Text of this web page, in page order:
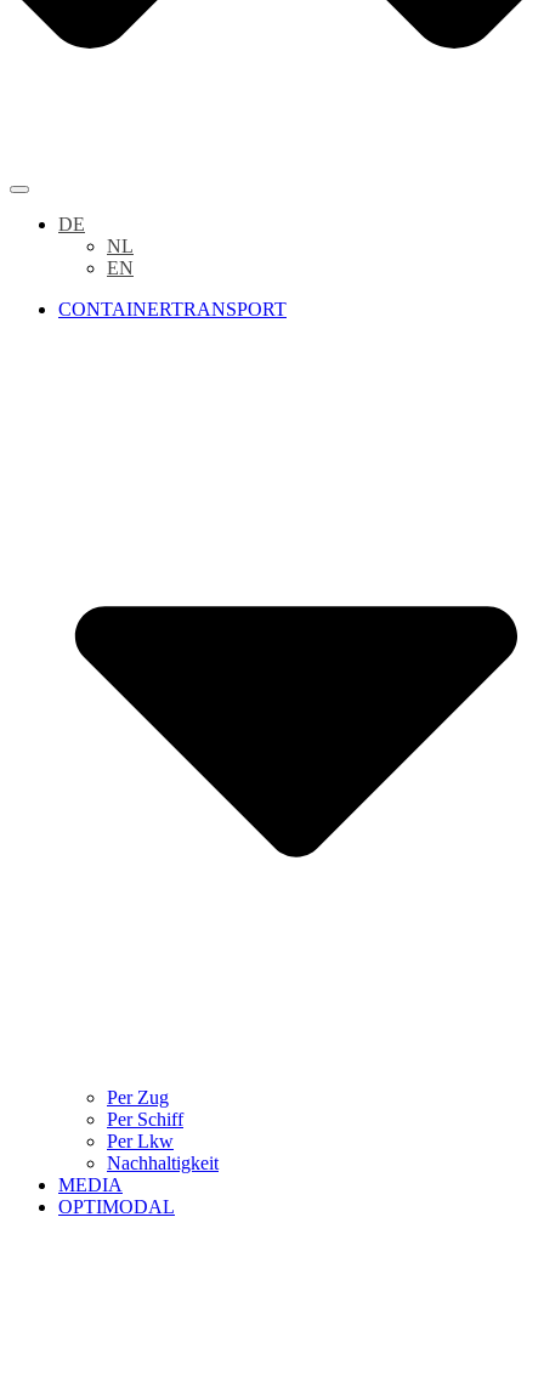
DE
NL
EN
CONTAINERTRANSPORT
Per Zug
Per Schiff
Per Lkw
Nachhaltigkeit
MEDIA
OPTIMODAL